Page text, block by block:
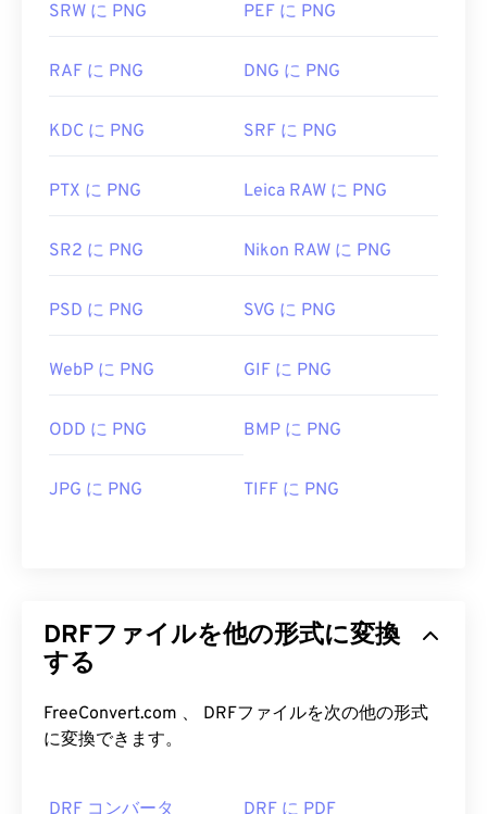
SRW に PNG PEF に PNG
RAF に PNG DNG に PNG
KDC に PNG SRF に PNG
PTX に PNG Leica RAW に PNG
SR2 に PNG Nikon RAW に PNG
PSD に PNG SVG に PNG
WebP に PNG GIF に PNG
ODD に PNG BMP に PNG
JPG に PNG TIFF に PNG
DRFファイルを他の形式に変換
する
FreeConvert.com 、 DRFファイルを次の他の形式
に変換できます。